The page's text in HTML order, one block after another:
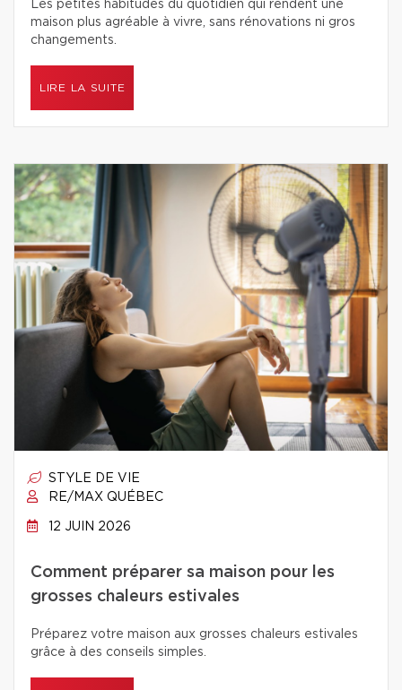
Les petites habitudes du quotidien qui rendent une
maison plus agréable à vivre, sans rénovations ni gros
changements.
LIRE LA SUITE
STYLE DE VIE
RE/MAX QUÉBEC
12 JUIN 2026
Comment préparer sa maison pour les
grosses chaleurs estivales
Préparez votre maison aux grosses chaleurs estivales
grâce à des conseils simples.